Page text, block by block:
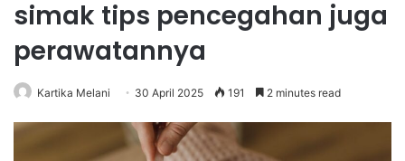
simak tips pencegahan juga
perawatannya
Kartika Melani 30 April 2025 191 2 minutes read